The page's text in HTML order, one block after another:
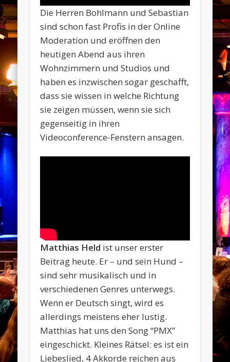
Die Herren Bohlmann und Sebastian
sind schon fast Profis in der Online
Moderation und eröffnen den
heutigen Abend aus ihren
Wohnzimmern und Studios und
haben es inzwischen sogar geschafft,
dass sie wissen in welche Richtung
sie zeigen müssen, wenn sie sich
gegenseitig in ihren
Videoconference-Fenstern ansagen.
Matthias Held ist unser erster
Beitrag heute. Er – und sein Hund –
sind sehr musikalisch und in
verschiedenen Genres unterwegs.
Wenn er Deutsch singt, wird es
allerdings meistens eher lustig.
Matthias hat uns den Song “PMX”
eingeschickt. Kleines Rätsel: es ist ein
Liebeslied, 4 Akkorde reichen aus